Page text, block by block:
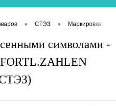
• СТЭЗ • Маркировка
символами -